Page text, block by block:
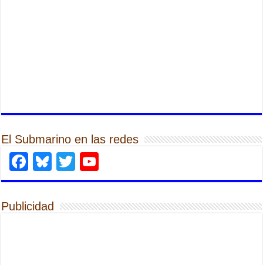
El Submarino en las redes
Facebook
Bluesky
Twitter
Publicidad